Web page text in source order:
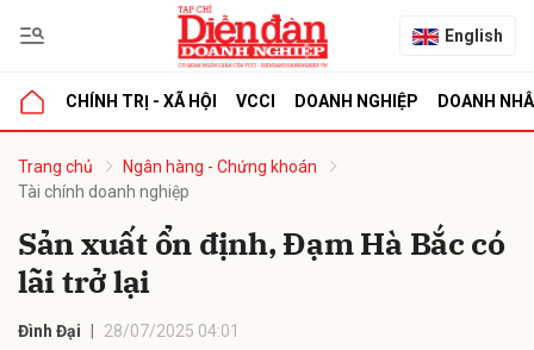
English
CHÍNH TRỊ - XÃ HỘI VCCI DOANH NGHIỆP DOANH
Trang chủ
Ngân hàng - Chứng khoán
Tài chính doanh nghiệp
Sản xuất ổn định, Đạm Hà Bắc có
lãi trở lại
Đình Đại 28/07/2025 04:01
luận